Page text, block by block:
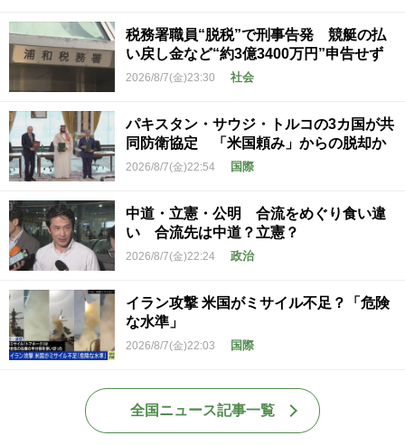
税務署職員“脱税”で刑事告発 競艇の払
い戻し金など“約3億3400万円”申告せず
2026/8/7(金)23:30 社会
パキスタン・サウジ・トルコの3カ国が共
同防衛協定 「米国頼み」からの脱却か
2026/8/7(金)22:54 国際
中道・立憲・公明 合流をめぐり食い違
い 合流先は中道？立憲？
2026/8/7(金)22:24 政治
イラン攻撃 米国がミサイル不足？「危険
な水準」
2026/8/7(金)22:03 国際
全国ニュース記事一覧